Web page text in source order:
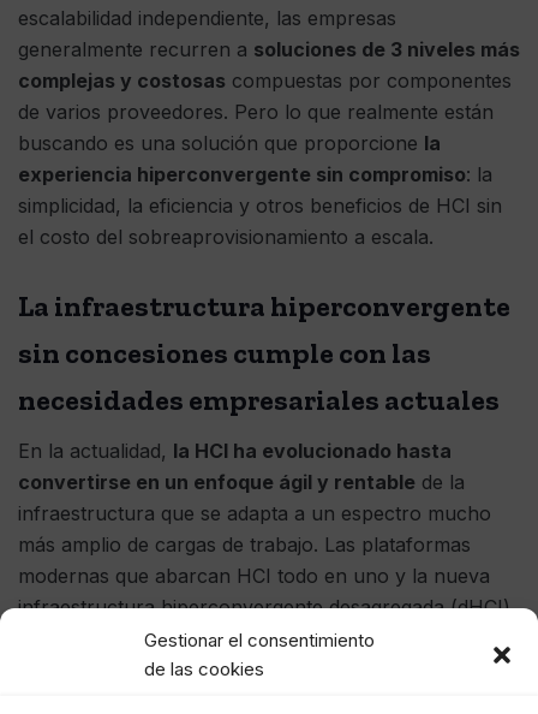
Gestionar el consentimiento
de las cookies
escalabilidad independiente, las empresas
generalmente recurren a soluciones de 3 niveles más
complejas y costosas compuestas por componentes
de varios proveedores. Pero lo que realmente están
buscando es una solución que proporcione la
experiencia hiperconvergente sin compromiso: la
simplicidad, la eficiencia y otros beneficios de HCI sin
el costo del sobreaprovisionamiento a escala.
La infraestructura hiperconvergente
sin concesiones cumple con las
necesidades empresariales actuales
En la actualidad, la HCI ha evolucionado hasta
convertirse en un enfoque ágil y rentable de la
infraestructura que se adapta a un espectro mucho
más amplio de cargas de trabajo. Las plataformas
modernas que abarcan HCI todo en uno y la nueva
infraestructura hiperconvergente desagregada (dHCI)
brindan la experiencia hiperconvergente sin las
limitaciones de esos sistemas originales.